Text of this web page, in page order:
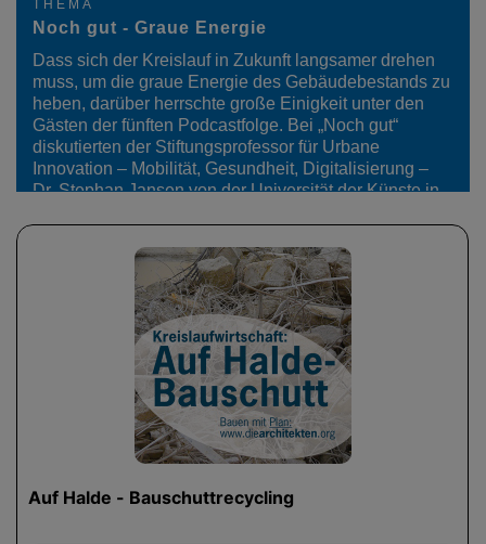
THEMA
Noch gut - Graue Energie
Dass sich der Kreislauf in Zukunft langsamer drehen
muss, um die graue Energie des Gebäudebestands zu
heben, darüber herrschte große Einigkeit unter den
Gästen der fünften Podcastfolge. Bei „Noch gut“
diskutierten der Stiftungsprofessor für Urbane
Innovation – Mobilität, Gesundheit, Digitalisierung –
Dr. Stephan Jansen von der Universität der Künste in
architettura in Mendrisio (Schweiz) und die…